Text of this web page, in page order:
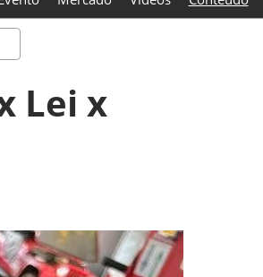
Lei x